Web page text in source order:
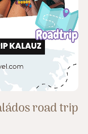
road trip